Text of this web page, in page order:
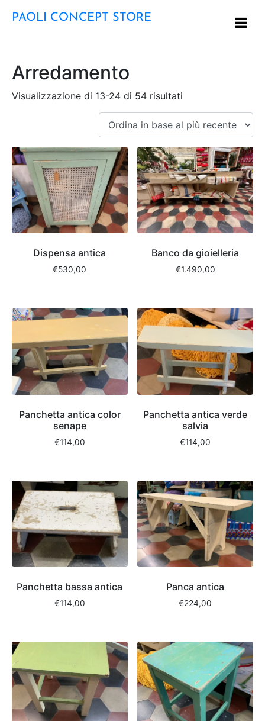
PAOLI CONCEPT STORE
Arredamento
Visualizzazione di 13-24 di 54 risultati
Dispensa antica
€530,00
Banco da gioielleria
€1.490,00
Panchetta antica color
senape
€114,00
Panchetta antica verde
salvia
€114,00
Panchetta bassa antica
€114,00
Panca antica
€224,00